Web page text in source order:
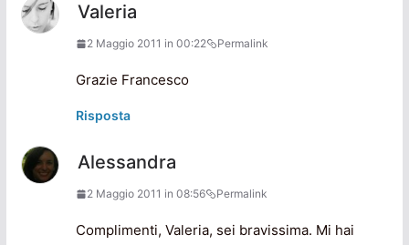
Valeria
2 Maggio 2011 in 00:22 Permalink
Grazie Francesco
Risposta
Alessandra
2 Maggio 2011 in 08:56 Permalink
Complimenti, Valeria, sei bravissima. Mi hai